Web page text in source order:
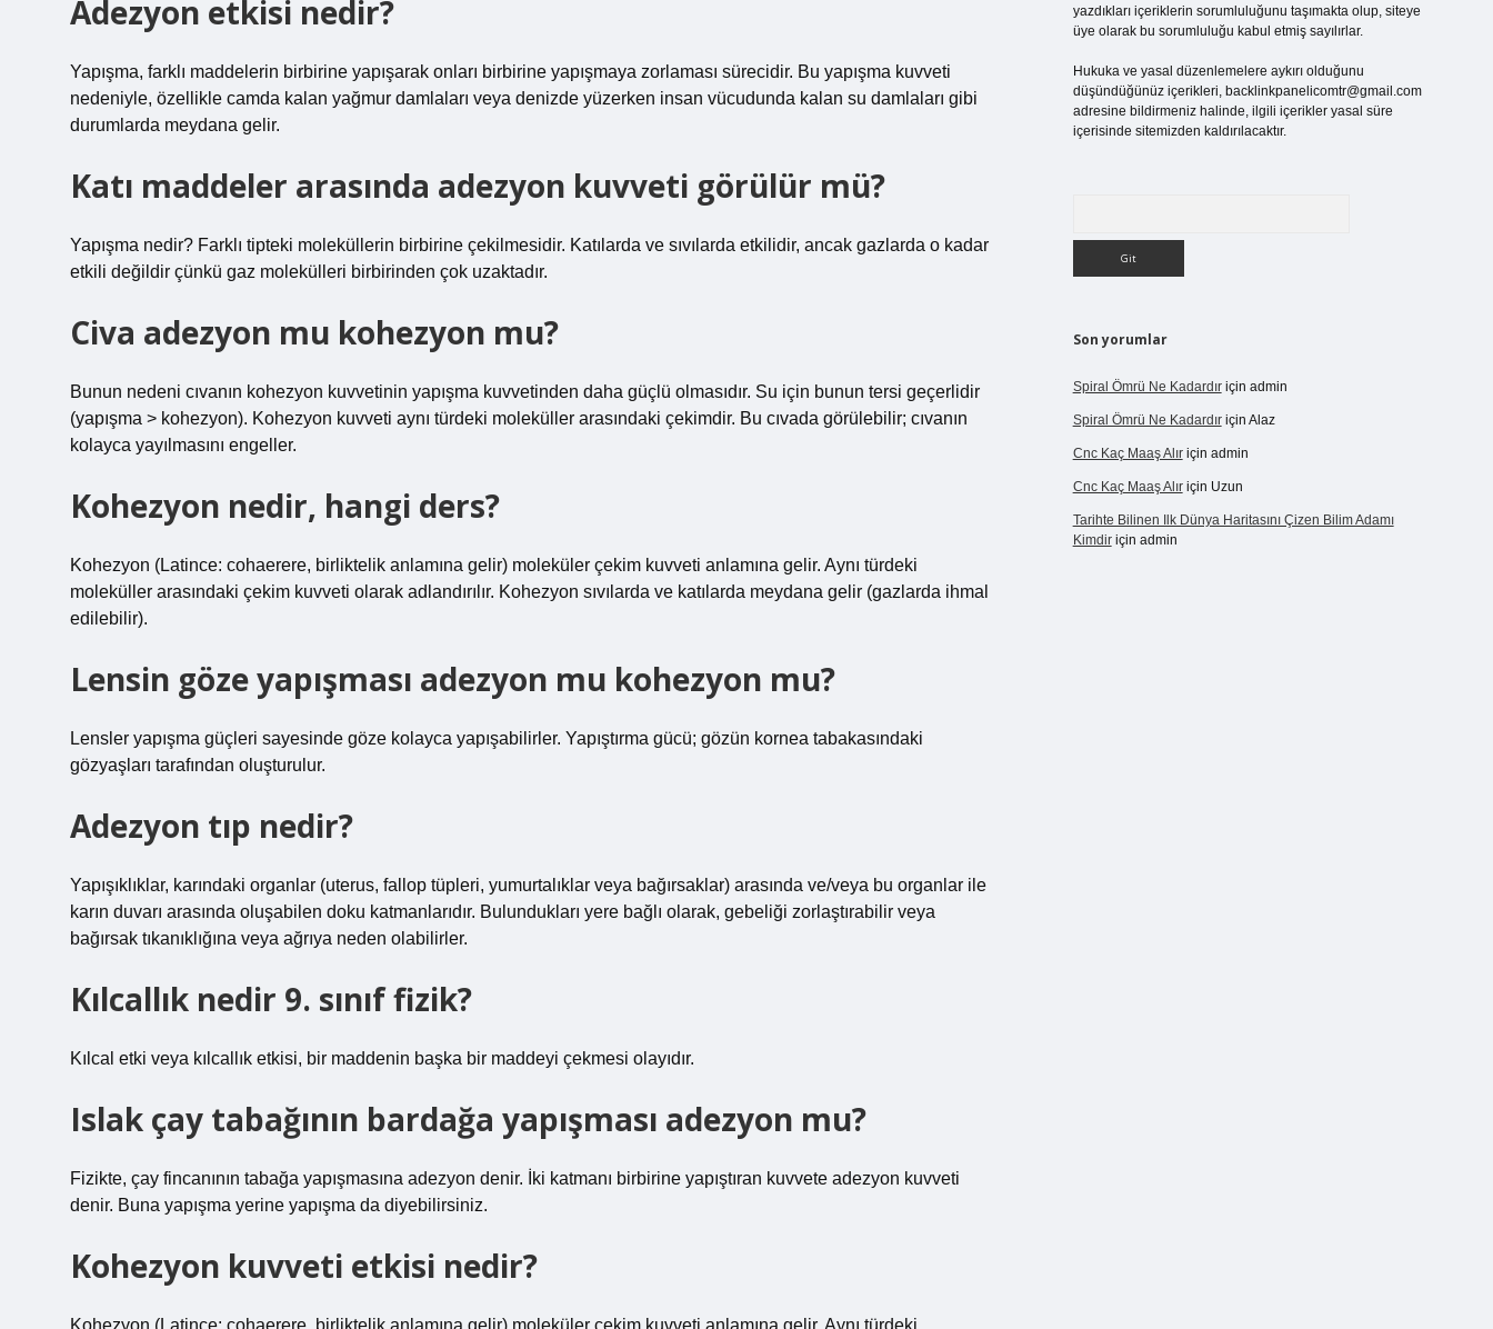
Adezyon etkisi nedir?
Yapışma, farklı maddelerin birbirine yapışarak onları birbirine yapışmaya zorlaması sürecidir. Bu yapışma kuvveti
nedeniyle, özellikle camda kalan yağmur damlaları veya denizde yüzerken insan vücudunda kalan su damlaları gibi
durumlarda meydana gelir.
Katı maddeler arasında adezyon kuvveti görülür mü?
Yapışma nedir? Farklı tipteki moleküllerin birbirine çekilmesidir. Katılarda ve sıvılarda etkilidir, ancak gazlarda o kadar
etkili değildir çünkü gaz molekülleri birbirinden çok uzaktadır.
Civa adezyon mu kohezyon mu?
Bunun nedeni cıvanın kohezyon kuvvetinin yapışma kuvvetinden daha güçlü olmasıdır. Su için bunun tersi geçerlidir
(yapışma > kohezyon). Kohezyon kuvveti aynı türdeki moleküller arasındaki çekimdir. Bu cıvada görülebilir; cıvanın
kolayca yayılmasını engeller.
Kohezyon nedir, hangi ders?
Kohezyon (Latince: cohaerere, birliktelik anlamına gelir) moleküler çekim kuvveti anlamına gelir. Aynı türdeki
moleküller arasındaki çekim kuvveti olarak adlandırılır. Kohezyon sıvılarda ve katılarda meydana gelir (gazlarda ihmal
edilebilir).
Lensin göze yapışması adezyon mu kohezyon mu?
Lensler yapışma güçleri sayesinde göze kolayca yapışabilirler. Yapıştırma gücü; gözün kornea tabakasındaki
gözyaşları tarafından oluşturulur.
Adezyon tıp nedir?
Yapışıklıklar, karındaki organlar (uterus, fallop tüpleri, yumurtalıklar veya bağırsaklar) arasında ve/veya bu organlar ile
karın duvarı arasında oluşabilen doku katmanlarıdır. Bulundukları yere bağlı olarak, gebeliği zorlaştırabilir veya
bağırsak tıkanıklığına veya ağrıya neden olabilirler.
Kılcallık nedir 9. sınıf fizik?
Kılcal etki veya kılcallık etkisi, bir maddenin başka bir maddeyi çekmesi olayıdır.
Islak çay tabağının bardağa yapışması adezyon mu?
Fizikte, çay fincanının tabağa yapışmasına adezyon denir. İki katmanı birbirine yapıştıran kuvvete adezyon kuvveti
denir. Buna yapışma yerine yapışma da diyebilirsiniz.
Kohezyon kuvveti etkisi nedir?
Kohezyon (Latince: cohaerere, birliktelik anlamına gelir) moleküler çekim kuvveti anlamına gelir. Aynı türdeki
yazdıkları içeriklerin sorumluluğunu taşımakta olup, siteye
üye olarak bu sorumluluğu kabul etmiş sayılırlar.
Hukuka ve yasal düzenlemelere aykırı olduğunu
düşündüğünüz içerikleri, backlinkpanelicomtr@gmail.com
adresine bildirmeniz halinde, ilgili içerikler yasal süre
içerisinde sitemizden kaldırılacaktır.
Son yorumlar
Spiral Ömrü Ne Kadardıriçin admin
Spiral Ömrü Ne Kadardıriçin Alaz
Cnc Kaç Maaş Alıriçin admin
Cnc Kaç Maaş Alıriçin Uzun
Tarihte Bilinen Ilk Dünya Haritasını Çizen Bilim Adamı
Kimdiriçin admin